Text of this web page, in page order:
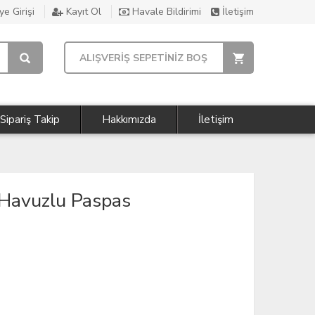
Girişi Kayıt Ol Havale Bildirimi İletişim
ALIŞVERİŞ SEPETİNİZ BOŞ
Sipariş Takip Hakkımızda İletişim
Paspas